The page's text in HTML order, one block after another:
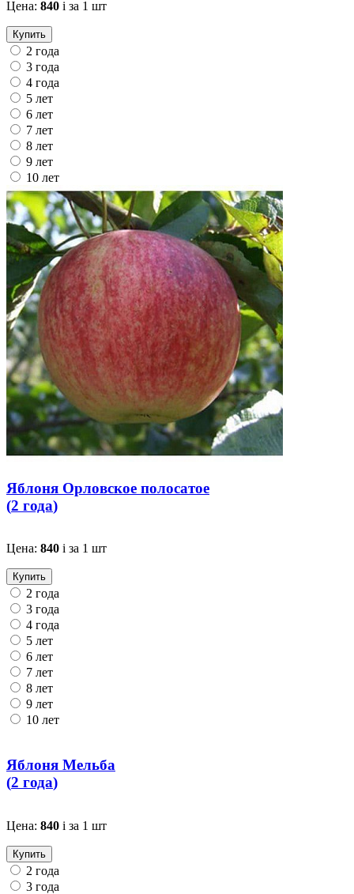
Цена: 840 i за 1 шт
Купить
2 года
3 года
4 года
5 лет
6 лет
7 лет
8 лет
9 лет
10 лет
Яблоня Орловское полосатое
(2 года)
Цена: 840 i за 1 шт
Купить
2 года
3 года
4 года
5 лет
6 лет
7 лет
8 лет
9 лет
10 лет
Яблоня Мельба
(2 года)
Цена: 840 i за 1 шт
Купить
2 года
3 года